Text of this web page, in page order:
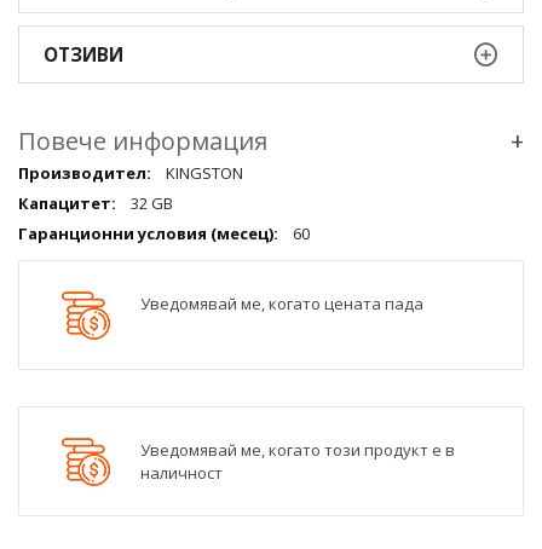
ОТЗИВИ
Повече информация +
Повече
информация
KINGSTON
32 GB
60
Уведомявай ме, когато цената пада
Уведомявай ме, когато този продукт е в
наличност